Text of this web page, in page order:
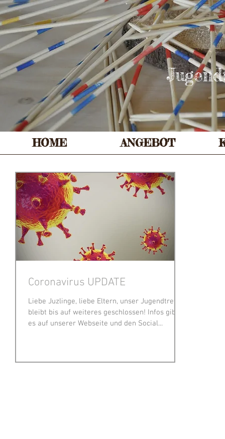
HOME ANGEBOT
Coronavirus UPDATE
Liebe Juzlinge, liebe Eltern, unser Jugendtreff
bleibt bis auf weiteres geschlossen! Infos gibt
es auf unserer Webseite und den Social...